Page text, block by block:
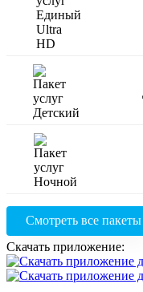
Смотреть все пакеты
Скачать приложение: